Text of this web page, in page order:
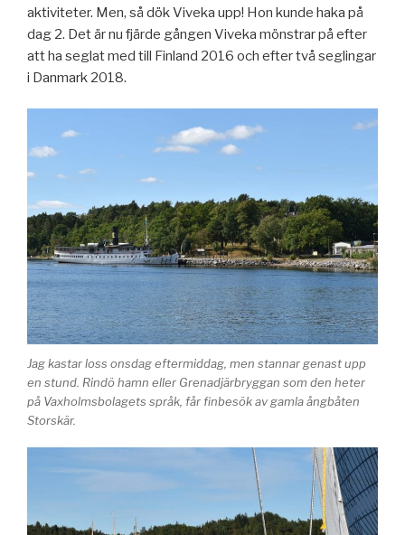
aktiviteter. Men, så dök Viveka upp! Hon kunde haka på
dag 2. Det är nu fjärde gången Viveka mönstrar på efter
att ha seglat med till Finland 2016 och efter två seglingar
i Danmark 2018.
Jag kastar loss onsdag eftermiddag, men stannar genast upp
en stund. Rindö hamn eller Grenadjärbryggan som den heter
på Vaxholmsbolagets språk, får finbesök av gamla ångbåten
Storskär.